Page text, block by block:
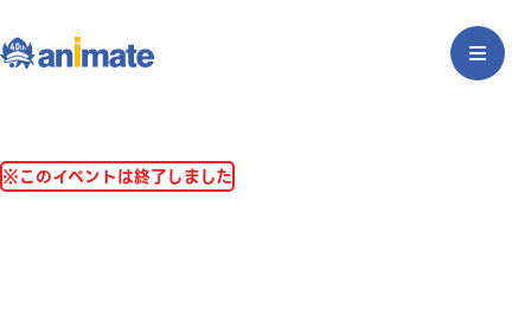
※このイベントは終了しました